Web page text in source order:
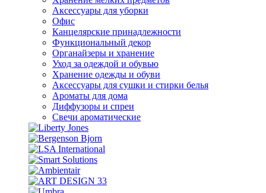
Аксессуары для уборки
Офис
Канцелярские принадлежности
Функциональный декор
Органайзеры и хранение
Уход за одеждой и обувью
Хранение одежды и обуви
Аксессуары для сушки и стирки белья
Ароматы для дома
Диффузоры и спреи
Свечи ароматические